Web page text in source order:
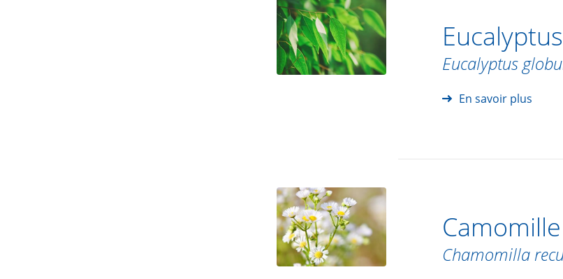
Eucalyptus
Eucalyptus
En savoir plus
Camomille
Chamomilla